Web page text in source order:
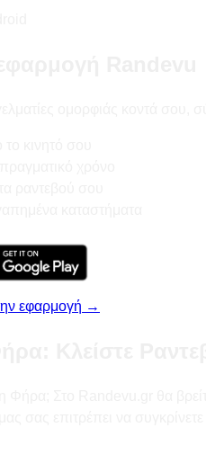
εφαρμογή →